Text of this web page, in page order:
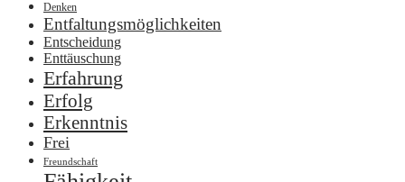
Denken
Entfaltungsmöglichkeiten
Entscheidung
Enttäuschung
Erfahrung
Erfolg
Erkenntnis
Frei
Freundschaft